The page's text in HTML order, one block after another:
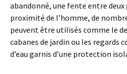
abandonné, une fente entre deux
proximité de l’homme, de
peuvent être utilisés comme le
cabanes de jardin ou les regards
d’eau garnis d’une protection